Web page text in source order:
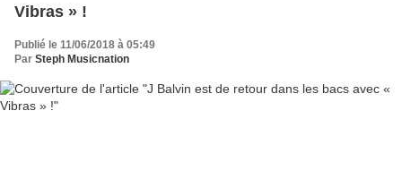
Vibras » !
Publié le 11/06/2018 à 05:49
Par Steph Musicnation